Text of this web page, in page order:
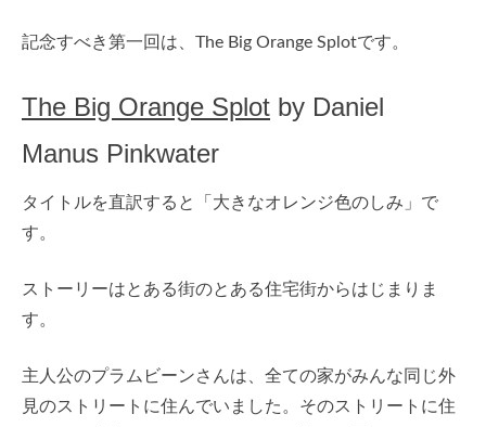
記念すべき第一回は、The Big Orange Splotです。
The Big Orange Splot by Daniel
Manus Pinkwater
タイトルを直訳すると「大きなオレンジ色のしみ」で
す。
ストーリーはとある街のとある住宅街からはじまりま
す。
主人公のプラムビーンさんは、全ての家がみんな同じ外
見のストリートに住んでいました。そのストリートに住